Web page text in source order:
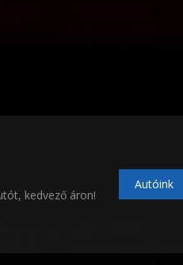
kedvező áron!
Autóink